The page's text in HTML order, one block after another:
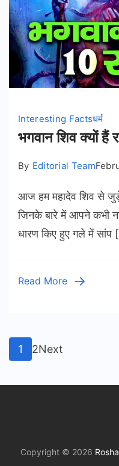
Interesting Factsधर्म
भगवान शिव क्यों हैं
By Editorial Team
आज हम महादेव शिव से
जिनके बारे में आपने कभी
धारण किए हुए गले में
Read More
Posts
Page
1 Page
2Next
Copyright © 2026